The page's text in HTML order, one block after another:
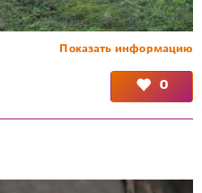
Показать информацию
0